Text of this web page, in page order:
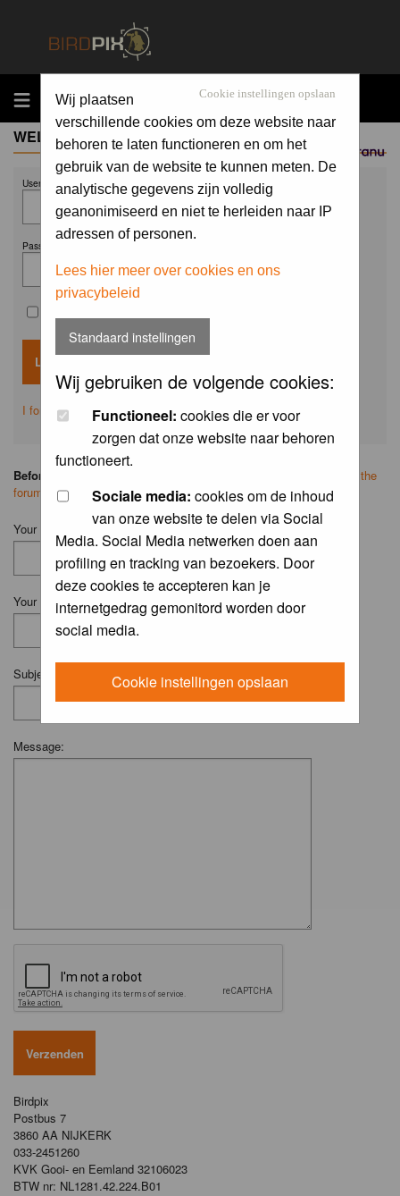
MENU
Sponsored by
Cookie instellingen opslaan
Wij plaatsen
verschillende cookies om deze website naar
behoren te laten functioneren en om het
gebruik van de website te kunnen meten. De
analytische gegevens zijn volledig
geanonimiseerd en niet te herleiden naar IP
adressen of personen.
Lees hier meer over cookies en ons
privacybeleid
Standaard instellingen
Wij gebruiken de volgende cookies:
Functioneel: cookies die er voor
zorgen dat onze website naar behoren
functioneert.
Sociale media: cookies om de inhoud
van onze website te delen via Social
Media. Social Media netwerken doen aan
profiling en tracking van bezoekers. Door
deze cookies te accepteren kan je
internetgedrag gemonitord worden door
social media.
Cookie instellingen opslaan
WELCOME GUEST
Username:
Password:
I forgot my password
Before you ask your question:
search on the
forum
first.
Your Name (Fill in your username if you have one):
Your Email:
Subject:
Message:
Birdpix
Postbus 7
3860 AA NIJKERK
033-2451260
KVK Gooi- en Eemland 32106023
BTW nr: NL1281.42.224.B01